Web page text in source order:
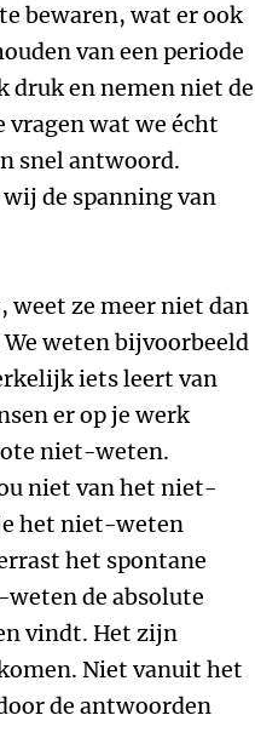
bewaren, wat er ook
van een periode
druk en nemen niet de
wat we écht
snel antwoord.
de spanning van
ze meer niet dan
weten bijvoorbeeld
iets leert van
er op je werk
niet-weten.
niet van het niet-
het niet-weten
het spontane
de absolute
vindt. Het zijn
Niet vanuit het
de antwoorden